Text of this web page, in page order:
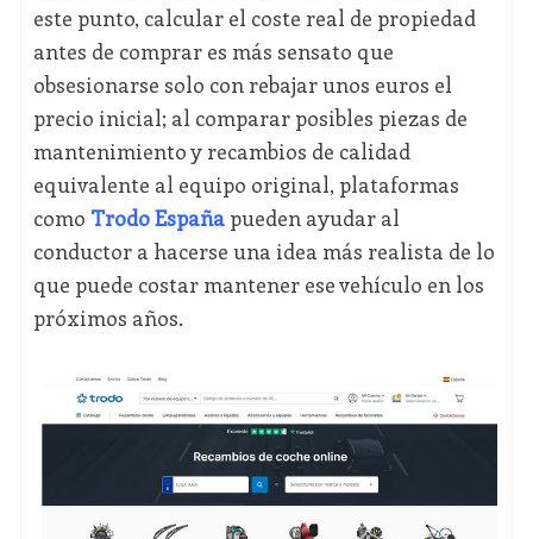
este punto, calcular el coste real de propiedad
antes de comprar es más sensato que
obsesionarse solo con rebajar unos euros el
precio inicial; al comparar posibles piezas de
mantenimiento y recambios de calidad
equivalente al equipo original, plataformas
como Trodo Españapueden ayudar al
conductor a hacerse una idea más realista de lo
que puede costar mantener ese vehículo en los
próximos años.